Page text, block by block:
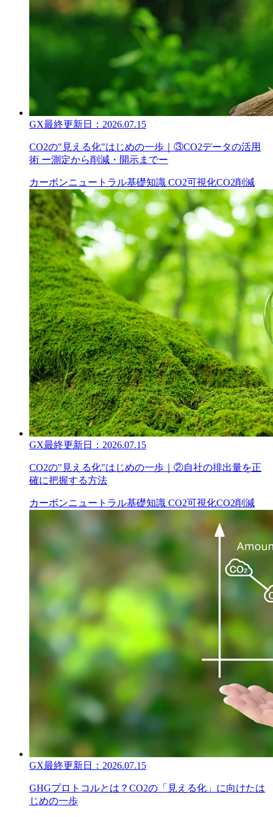
GX最終更新日： 2026.07.15
CO2の"見える化"はじめの一歩｜③CO2データの活用
術 ー測定から削減・開示までー
カーボンニュートラル基礎知識 CO2可視化CO2削減
GX最終更新日： 2026.07.15
CO2の"見える化"はじめの一歩｜②自社の排出量を正
確に把握する方法
カーボンニュートラル基礎知識 CO2可視化CO2削減
GX最終更新日： 2026.07.15
GHGプロトコルとは？CO2の「見える化」に向けたは
じめの一歩